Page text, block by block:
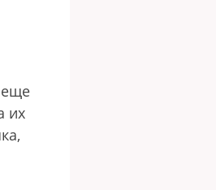
еще
их